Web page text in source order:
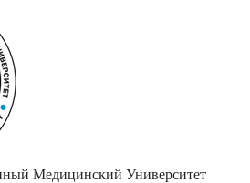
Медицинский Университет